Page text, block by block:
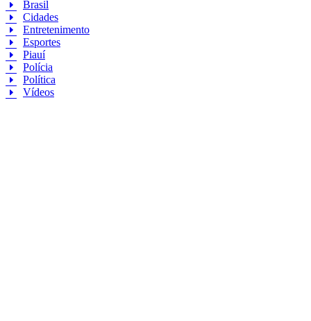
Brasil
Cidades
Entretenimento
Esportes
Piauí
Polícia
Política
Vídeos